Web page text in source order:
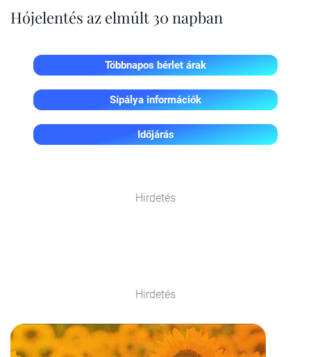
Hójelentés az elmúlt 30 napban
Többnapos bérlet árak
Sípálya információk
Időjárás
Hirdetés
Hirdetés